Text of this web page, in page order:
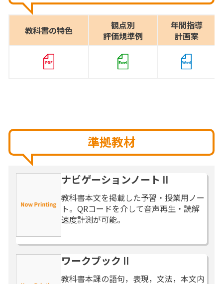
教科書の特色
観点別
評価規準例
年間指導
計画案
準拠教材
ナビゲーションノートⅡ
教科書本文を掲載した予習・授業用ノー
ト。QRコードを介して音声再生・読解
速度計測が可能。
ワークブックⅡ
教科書本課の語句，表現，文法，本文内